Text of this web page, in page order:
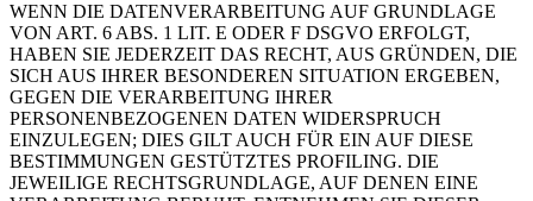
WENN DIE DATENVERARBEITUNG AUF GRUNDLAGE
VON ART. 6 ABS. 1 LIT. E ODER F DSGVO ERFOLGT,
HABEN SIE JEDERZEIT DAS RECHT, AUS GRÜNDEN, DIE
SICH AUS IHRER BESONDEREN SITUATION ERGEBEN,
GEGEN DIE VERARBEITUNG IHRER
PERSONENBEZOGENEN DATEN WIDERSPRUCH
EINZULEGEN; DIES GILT AUCH FÜR EIN AUF DIESE
BESTIMMUNGEN GESTÜTZTES PROFILING. DIE
JEWEILIGE RECHTSGRUNDLAGE, AUF DENEN EINE